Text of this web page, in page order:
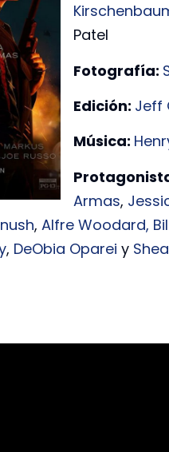
Patel
Fotografía:
Edición: Jeff
Música:
Armas,
, Alfre Woodard,
, DeObia Oparei y